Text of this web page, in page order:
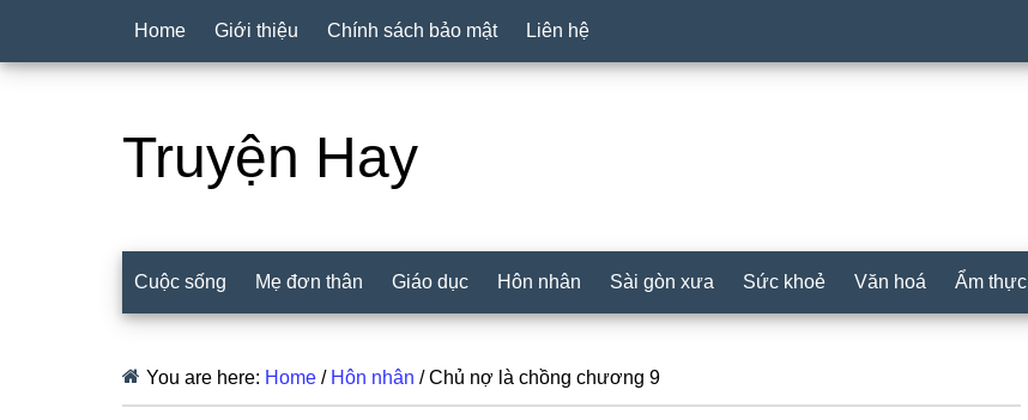
Home Giới thiệu Chính sách bảo mật Liên hệ
Truyện Hay
Cuộc sống Mẹ đơn thân Giáo dục Hôn nhân Sài gòn xưa Sức khoẻ Văn hoá Ẩm thực
You are here: Home / Hôn nhân /Chủ nợ là chồng chương 9